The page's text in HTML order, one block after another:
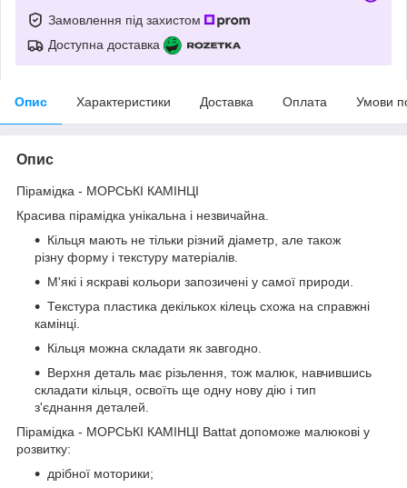
Замовлення під захистом
Доступна доставка
Опис Характеристики Доставка Оплата Умови
Опис
Пірамідка - МОРСЬКІ КАМІНЦІ
Красива пірамідка унікальна і незвичайна.
Кільця мають не тільки різний діаметр, але також
різну форму і текстуру матеріалів.
М'які і яскраві кольори запозичені у самої природи.
Текстура пластика декількох кілець схожа на справжні
камінці.
Кільця можна складати як завгодно.
Верхня деталь має різьлення, тож малюк, навчившись
складати кільця, освоїть ще одну нову дію і тип
з'єднання деталей.
Пірамідка - МОРСЬКІ КАМІНЦІ Battat допоможе малюкові у
розвитку:
дрібної моторики;